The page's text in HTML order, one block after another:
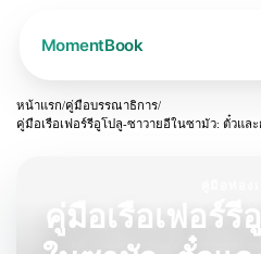
หน้าแรก/คู่มือบรรณาธิการ/
คู่มือเรือเฟอร์รีอูโปลู-ซาวายอีในซามัว: ตั๋วแล
คู่มือเรือเฟอร์รี